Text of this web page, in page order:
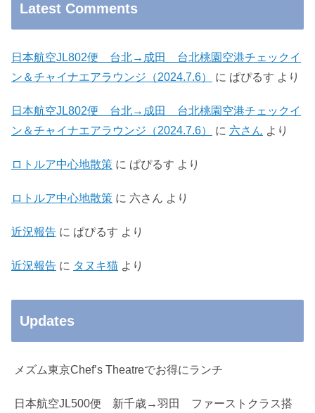
Latest Comments
日本航空JL802便 台北→成田 台北桃園空港チェックイ
ン＆チャイナエアラウンジ（2024.7.6）
に ぱぴるす より
日本航空JL802便 台北→成田 台北桃園空港チェックイ
ン＆チャイナエアラウンジ（2024.7.6）
に 六さん より
ロトルア中心地散策 に ぱぴるす より
ロトルア中心地散策 に 六さん より
近況報告 に ぱぴるす より
近況報告 に タヌキ猫 より
Updates
メズム東京Chef’s Theatreでお得にランチ
日本航空JL500便 新千歳→羽田 ファーストクラス搭